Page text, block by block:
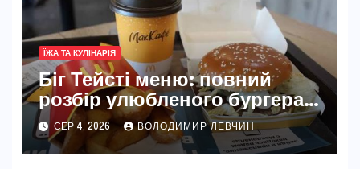
ЇЖА ТА КУЛІНАРІЯ
Біг Тейсті меню: повний
розбір улюбленого бургера
McDonald’s
СЕР 4, 2026 ВОЛОДИМИР ЛЕВЧИН